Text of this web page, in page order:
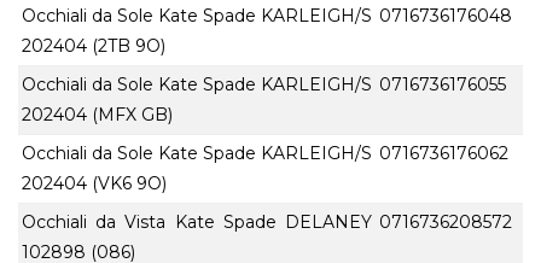
Occhiali da Sole Kate Spade KARLEIGH/S
202404 (2TB 9O)
0716736176048
Occhiali da Sole Kate Spade KARLEIGH/S
202404 (MFX GB)
0716736176055
Occhiali da Sole Kate Spade KARLEIGH/S
202404 (VK6 9O)
0716736176062
Occhiali da Vista Kate Spade DELANEY
102898 (086)
0716736208572